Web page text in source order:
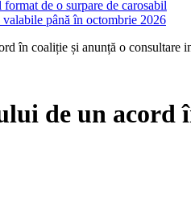
de o surpare de carosabil
până în octombrie 2026
în coaliție și anunță o
de un acord